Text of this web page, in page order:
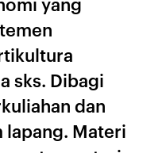
sks. Dibagi
dan
Materi